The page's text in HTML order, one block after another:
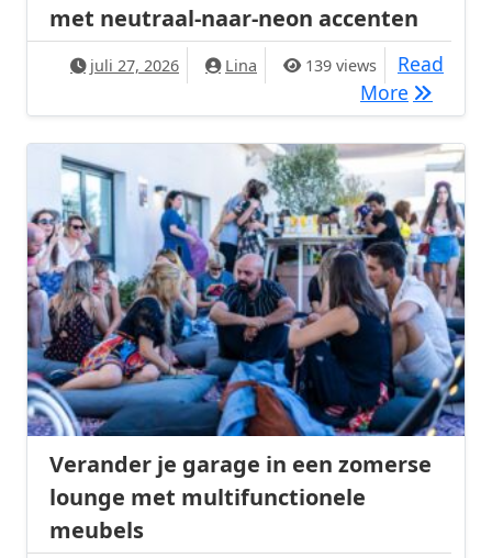
met neutraal-naar-neon accenten
juli 27, 2026 Lina 139 views
Read
More Hoe je
Verander je garage in een zomerse
lounge met multifunctionele
meubels